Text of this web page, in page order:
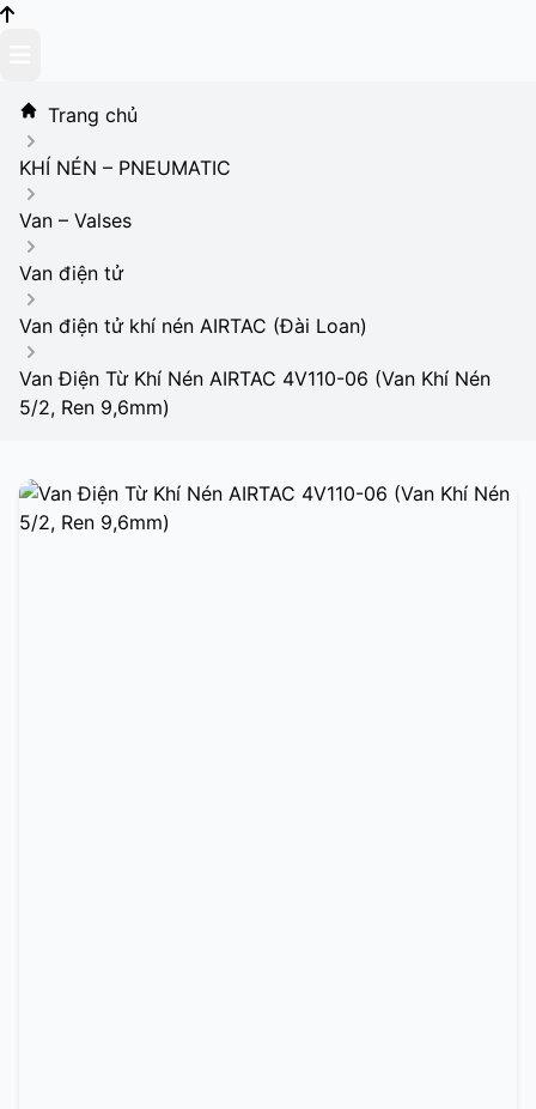
content
Trang chủ
KHÍ NÉN – PNEUMATIC
Van – Valses
Van điện tử
Van điện tử khí nén AIRTAC (Đài Loan)
Van Điện Từ Khí Nén AIRTAC 4V110-06 (Van Khí Nén
5/2, Ren 9,6mm)